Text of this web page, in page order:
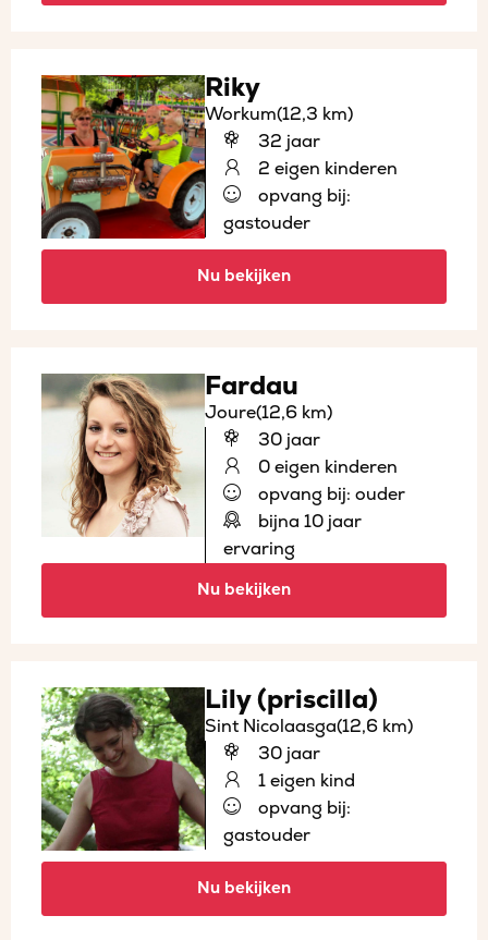
Riky
Workum(12,3 km)
32 jaar
2 eigen kinderen
opvang bij:
gastouder
Nu bekijken
Fardau
Joure(12,6 km)
30 jaar
0 eigen kinderen
opvang bij: ouder
bijna 10 jaar
ervaring
Nu bekijken
Lily (priscilla)
Sint Nicolaasga(12,6 km)
30 jaar
1 eigen kind
opvang bij:
gastouder
Nu bekijken